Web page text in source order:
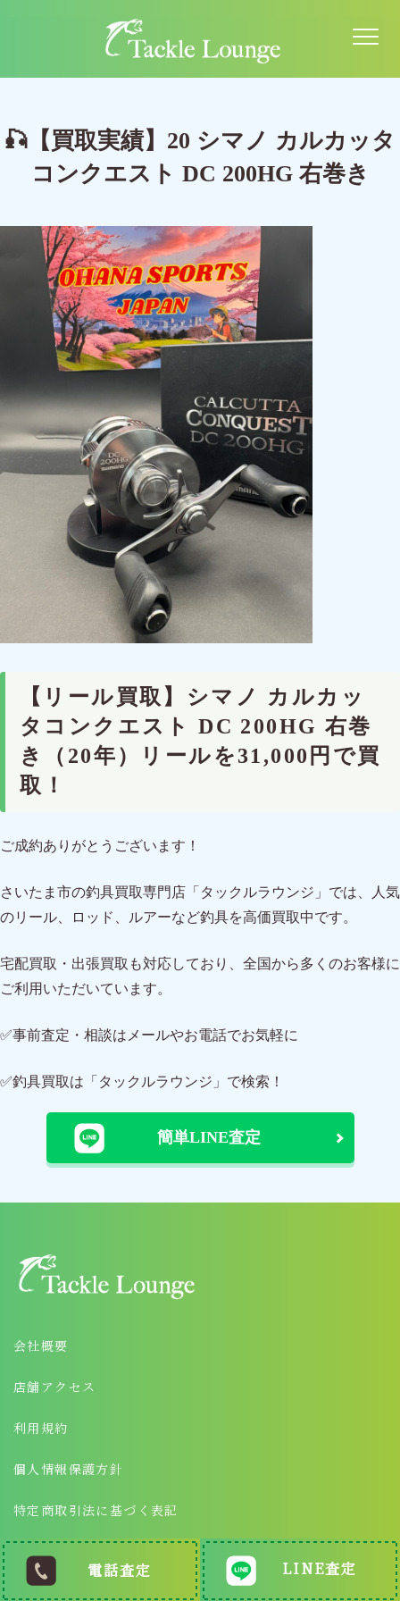
🎣【買取実績】20 シマノ カルカッタ
コンクエスト DC 200HG 右巻き
【リール買取】シマノ カルカッ
タコンクエスト DC 200HG 右巻
き（20年）リールを31,000円で買
取！
ご成約ありがとうございます！
さいたま市の釣具買取専門店「タックルラウンジ」では、人気
のリール、ロッド、ルアーなど釣具を高価買取中です。
宅配買取・出張買取も対応しており、全国から多くのお客様に
ご利用いただいています。
✅事前査定・相談はメールやお電話でお気軽に
✅釣具買取は「タックルラウンジ」で検索！
簡単LINE査定
会社概要
店舗アクセス
利用規約
個人情報保護方針
特定商取引法に基づく表記
©2025 タックルラウンジ All Right Reserved.
電話査定 LINE査定